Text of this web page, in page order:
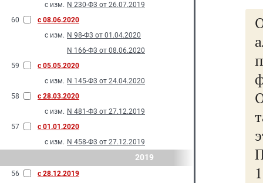
с изм. N 230-Ф3 от 26.07.2019
60
с 08.06.2020
с изм. N 98-Ф3 от 01.04.2020
N 166-Ф3 от 08.06.2020
59
с 05.05.2020
с изм. N 145-Ф3 от 24.04.2020
58
с 28.03.2020
с изм. N 481-Ф3 от 27.12.2019
57
с 01.01.2020
с изм. N 458-Ф3 от 27.12.2019
2019
56
с 28.12.2019